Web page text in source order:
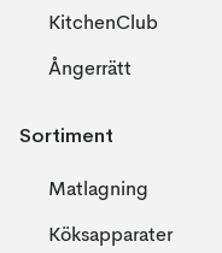
KitchenClub
Ångerrätt
Sortiment
Matlagning
Köksapparater